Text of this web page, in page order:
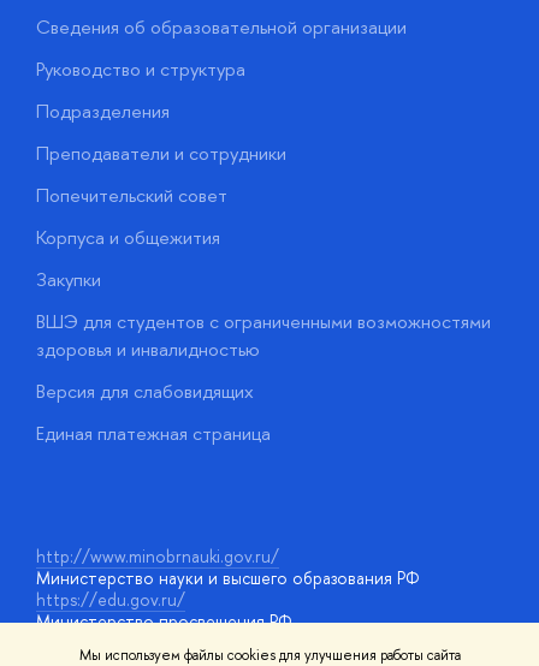
Мы используем файлы cookies для улучшения работы сайта
Сведения об образовательной организации
Руководство и структура
Подразделения
Преподаватели и сотрудники
Попечительский совет
Корпуса и общежития
Закупки
ВШЭ для студентов с ограниченными возможностями
здоровья и инвалидностью
Версия для слабовидящих
Единая платежная страница
http://www.minobrnauki.gov.ru/
Министерство науки и высшего образования РФ
https://edu.gov.ru/
Министерство просвещения РФ
https://elearning.hse.ru/mooc